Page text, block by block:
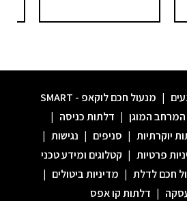
| מנעול חכם לוקאפ - SMART
המרחב המוגן | דלתות כניסה |
יוקרתיות | סניפים | נגישות |
פרטיות | קטלוגים ומידע טכני
חכם לדלת | מדיניות ביטולים |
| דלתות קו אפס